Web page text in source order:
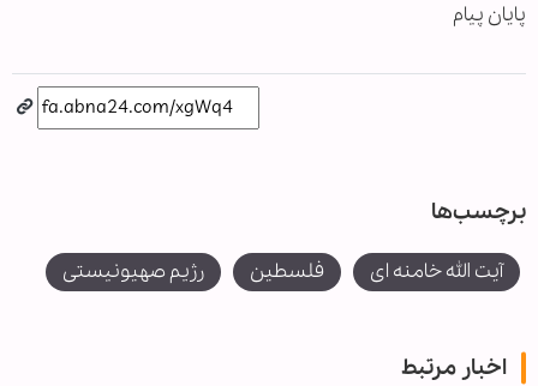
پایان پیام
برچسب‌ها
آیت الله خامنه ای فلسطین رژیم صهیونیستی
اخبار مرتبط